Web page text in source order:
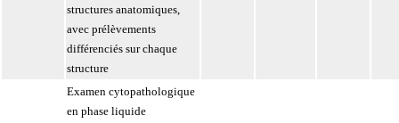
structures anatomiques,
avec prélèvements
différenciés sur chaque
structure
Examen cytopathologique
en phase liquide